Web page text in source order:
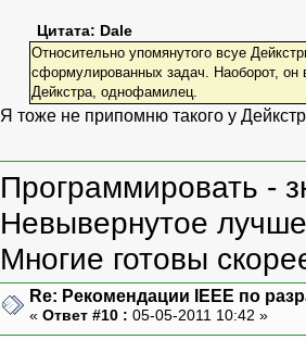
Цитата: Dale
Относительно упомянутого всуе
сформулированных задач. Наоборот, он
Дейкстра, однофамилец.
Я тоже не припомню такого у
Программировать -
Невывернутое
Многие готовы
Re: Рекомендации IEEE по
« Ответ #10 : 05-05-2011 10:42 »